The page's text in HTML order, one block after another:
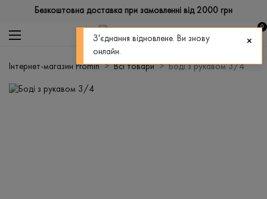
Безкоштовна доставка при замовленні від 2000 грн
0
Інтернет-магазин Promin Всі товари Боді з рукавом 3/4
З'єднання відновлене. Ви знову
онлайн.